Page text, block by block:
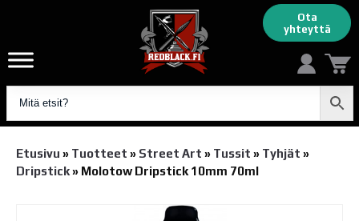
Ota
yhteyttä
Etusivu » Tuotteet » Street Art » Tussit » Tyhjät »
Dripstick» Molotow Dripstick 10mm 70ml